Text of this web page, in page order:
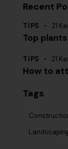
Recent
TIPS 21
Top
TIPS 21
How to
Tags